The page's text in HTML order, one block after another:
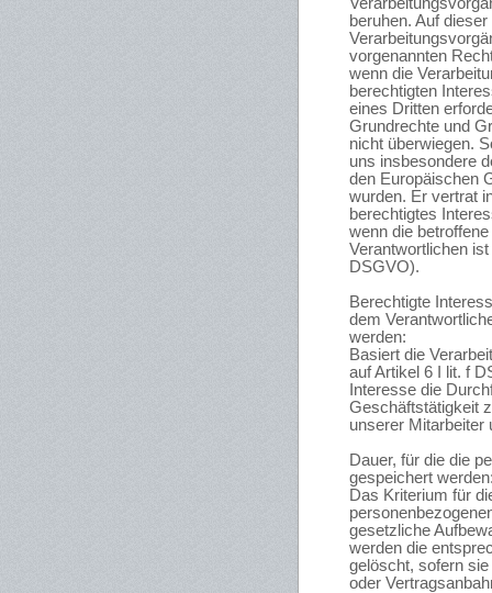
beruhen. Auf
vorgenannten
wenn die
berechtigten
eines Dritten
Grundrechte und
nicht überwiegen.
uns insbesondere
den Europäischen
wurden. Er vertrat
berechtigtes
wenn die
Verantwortlichen
DSGVO).
Berechtigte
dem
werden:
Basiert die
auf Artikel 6 I lit. f
Interesse die
Geschäftstätigkeit
unserer Mitarbeiter
Dauer, für die die
gespeichert
Das Kriterium für
gesetzliche
werden die
gelöscht, sofern
oder